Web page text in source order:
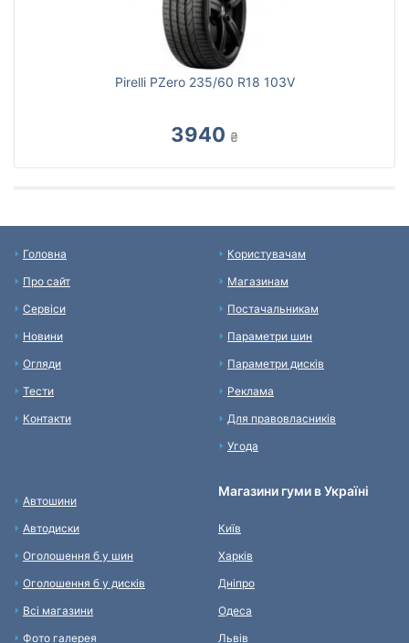
Pirelli PZero 235/60 R18 103V
3940 ₴
Головна
Про сайт
Сервіси
Новини
Огляди
Тести
Контакти
Користувачам
Магазинам
Постачальникам
Параметри шин
Параметри дисків
Реклама
Для правовласників
Угода
Автошини
Автодиски
Оголошення б у шин
Оголошення б у дисків
Всі магазини
Фото галерея
Магазини гуми в Україні
Київ
Харків
Дніпро
Одеса
Львів